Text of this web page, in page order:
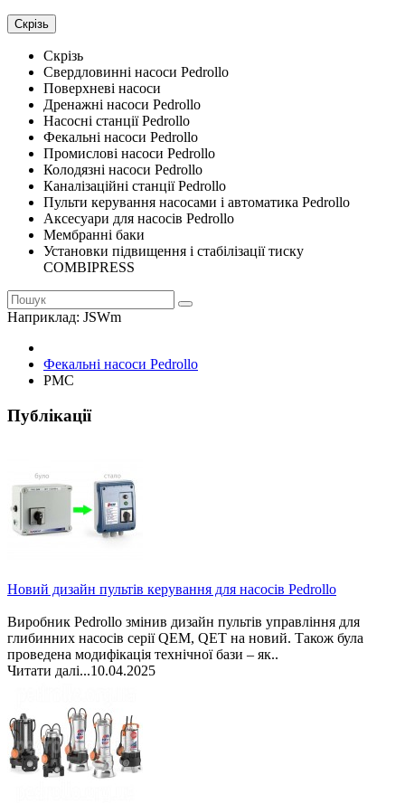
Скрізь
Скрізь
Свердловинні насоси Pedrollo
Поверхневі насоси
Дренажні насоси Pedrollo
Насосні станції Pedrollo
Фекальні насоси Pedrollo
Промислові насоси Pedrollo
Колодязні насоси Pedrollo
Каналізаційні станції Pedrollo
Пульти керування насосами і автоматика Pedrollo
Аксесуари для насосів Pedrollo
Мембранні баки
Установки підвищення і стабілізації тиску
COMBIPRESS
Наприклад: JSWm
Фекальні насоси Pedrollo
PMC
Публікації
Новий дизайн пультів керування для насосів Pedrollo
Виробник Pedrollo змінив дизайн пультів управління для
глибинних насосів серії QEM, QET на новий. Також була
проведена модифікація технічної бази – як..
Читати далі...10.04.2025